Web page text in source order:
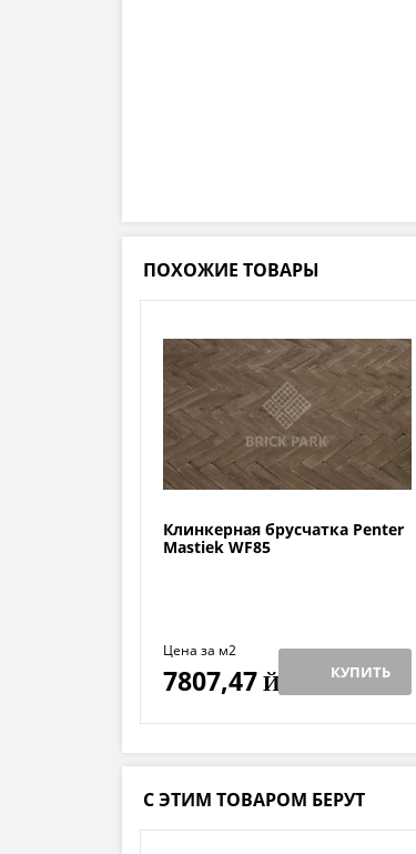
ПОХОЖИЕ ТОВАРЫ
Клинкерная брусчатка Penter
Mastiek WF85
Цена за м2
7807,47 Й КУПИТЬ
С ЭТИМ ТОВАРОМ БЕРУТ